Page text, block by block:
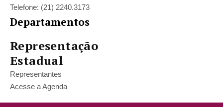
Telefone: (21) 2240.3173
Departamentos
Representação
Estadual
Representantes
Acesse a Agenda